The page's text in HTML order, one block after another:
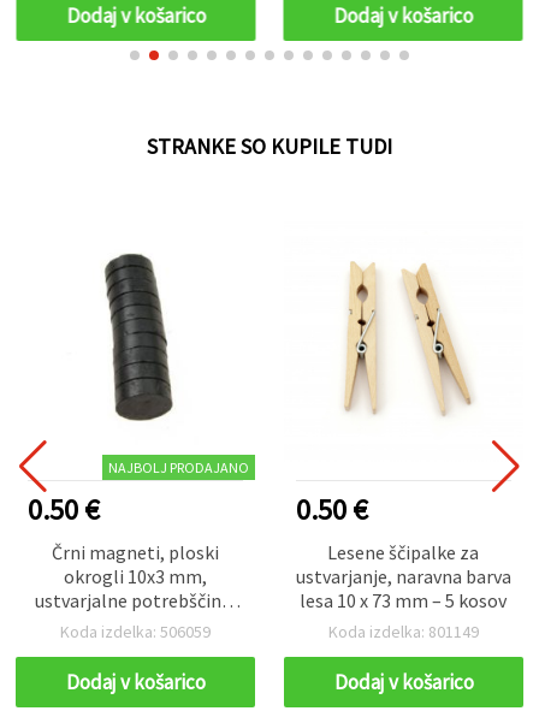
Dodaj v košarico Dodaj v košarico
STRANKE SO KUPILE TUDI
NAJBOLJ PRODAJANO
0.50 €
Črni magneti, ploski
okrogli 10x3 mm,
ustvarjalne potrebščine,
DIY magneti za hladilnik -
Koda izdelka: 506059
Dodaj v košarico
0.50 €
Lesene ščipalke za
ustvarjanje, naravna barva
lesa 10 x 73 mm – 5 kosov
Koda izdelka: 801149
Dodaj v košarico